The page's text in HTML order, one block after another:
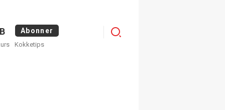
Abonner
Kokketips
Logg